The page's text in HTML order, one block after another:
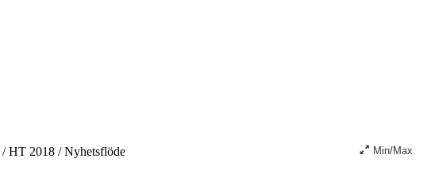
/HT 2018 /Nyhetsflöde Min/Max